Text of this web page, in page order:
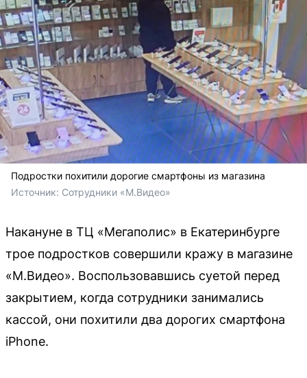
Подростки похитили дорогие смартфоны из магазина
Источник: Сотрудники «М.Видео»
Накануне в ТЦ «Мегаполис» в Екатеринбурге
трое подростков совершили кражу в магазине
«М.Видео». Воспользовавшись суетой перед
закрытием, когда сотрудники занимались
кассой, они похитили два дорогих смартфона
iPhone.